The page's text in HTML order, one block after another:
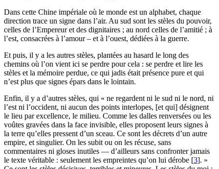
Dans cette Chine impériale où le monde est un alphabet, chaque
direction trace un signe dans l’air. Au sud sont les stèles du pouvoir,
celles de l’Empereur et des dignitaires ; au nord celles de l’amitié ; à
l’est, consacrées à l’amour – et à l’ouest, dédiées à la guerre.
Et puis, il y a les autres stèles, plantées au hasard le long des
chemins où l’on vient ici se perdre pour cela : se perdre et lire les
stèles et la mémoire perdue, ce qui jadis était présence pure et qui
n’est plus que signes épars dans le lointain.
Enfin, il y a d’autres stèles, qui « ne regardent ni le sud ni le nord, ni
l’est ni l’occident, ni aucun des points interlopes, [et qui] désignent
le lieu par excellence, le milieu. Comme les dalles renversées ou les
voûtes gravées dans la face invisible, elles proposent leurs signes à
la terre qu’elles pressent d’un sceau. Ce sont les décrets d’un autre
empire, et singulier. On les subit ou on les récuse, sans
commentaires ni gloses inutiles — d’ailleurs sans confronter jamais
le texte véritable : seulement les empreintes qu’on lui dérobe [3]. »